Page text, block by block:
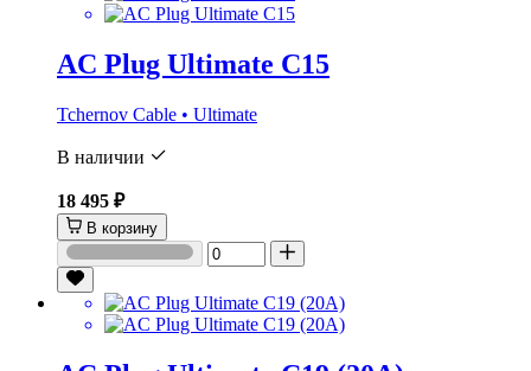
AC Plug Ultimate C15
Tchernov Cable • Ultimate
В наличии
18 495 ₽
В корзину